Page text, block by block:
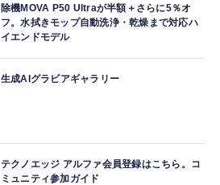
除機MOVA P50 Ultraが半額＋さらに5％オ
フ。水拭きモップ自動洗浄・乾燥まで対応ハ
イエンドモデル
生成AIグラビアギャラリー
テクノエッジ アルファ会員登録はこちら。コ
ミュニティ参加ガイド